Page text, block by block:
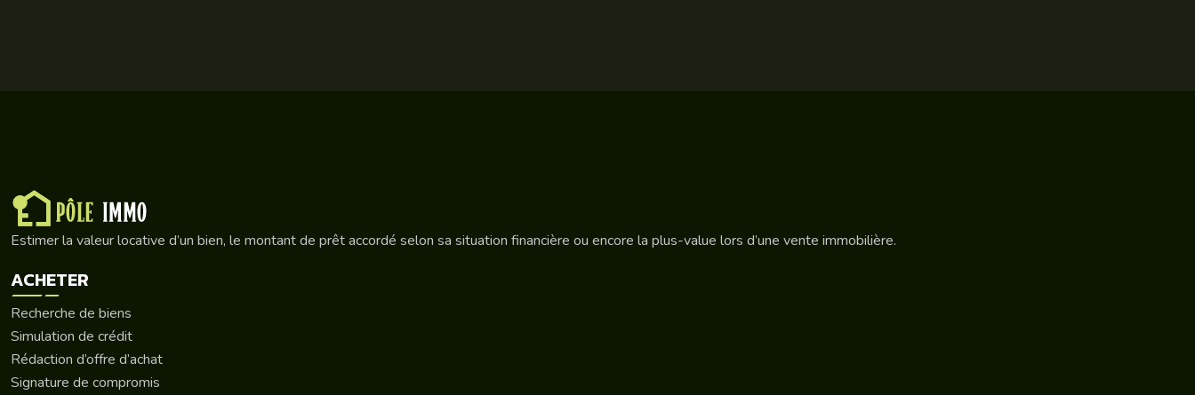
Estimer la valeur locative d’un bien, le montant de prêt accordé selon sa situation financière ou encore la plus-value lors d’une vente immobilière.
ACHETER
Recherche de biens
Simulation de crédit
Rédaction d’offre d’achat
Signature de compromis